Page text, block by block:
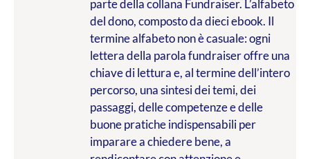
parte della collana Fundraiser. L’alfabeto
del dono, composto da dieci ebook. Il
termine alfabeto non è casuale: ogni
lettera della parola fundraiser offre una
chiave di lettura e, al termine dell’intero
percorso, una sintesi dei temi, dei
passaggi, delle competenze e delle
buone pratiche indispensabili per
imparare a chiedere bene, a